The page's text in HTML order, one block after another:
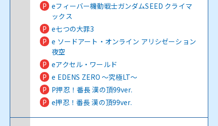
P eフィーバー機動戦士ガンダムSEED クライマ
ックス
P e七つの大罪3
P e ソードアート・オンライン アリシゼーション
夜空
P eアクセル・ワールド
P e EDENS ZERO ～究極LT～
P P押忍！番長 漢の頂99ver.
P e押忍！番長 漢の頂99ver.